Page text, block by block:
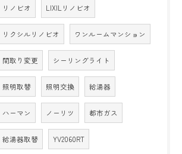
リノビオ LIXILリノビオ
リクシルリノビオ ワンルームマンション
間取り変更 シーリングライト
照明取替 照明交換 給湯器
ハーマン ノーリツ 都市ガス
給湯器取替 YV2060RT